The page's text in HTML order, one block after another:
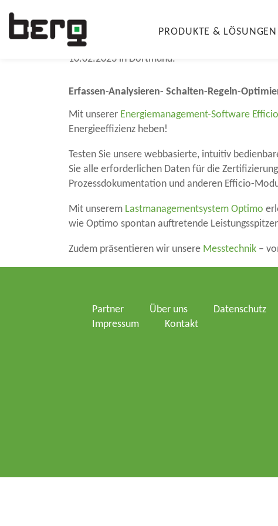
PRODUKTE & LÖSUNGEN
elektrotechnik
Bestellen Sie Ihr kostenloses Ticket für die
10.02.2023 in Dortmund.
Erfassen-Analysieren- Schalten-Regeln-
Mit unserer Energiemanagement-Software Efficio
Energieeffizienz heben!
Testen Sie unsere webbasierte, intuitiv
Sie alle erforderlichen Daten für die
Prozessdokumentation und anderen Efficio-
Mit unserem Lastmanagementsystem Optimo
wie Optimo spontan auftretende
Zudem präsentieren wir unsere Messtechnik –
Partner Über uns Datenschutz
Impressum
Kontakt